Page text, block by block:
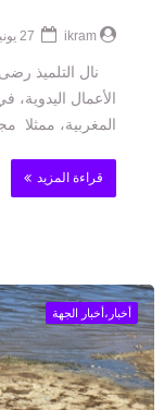
ikram
نال التلميذ
الأعمال
المغربية، ممثلا
قراءة المزيد
أخبار،أخبار الجهة